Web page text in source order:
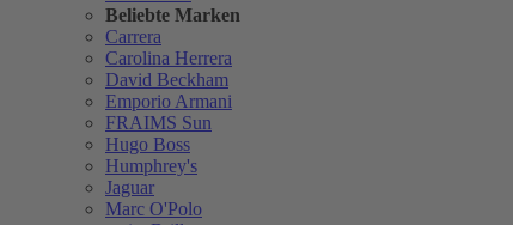
Beliebte Marken
Carrera
Carolina Herrera
David Beckham
Emporio Armani
FRAIMS Sun
Hugo Boss
Humphrey's
Jaguar
Marc O'Polo